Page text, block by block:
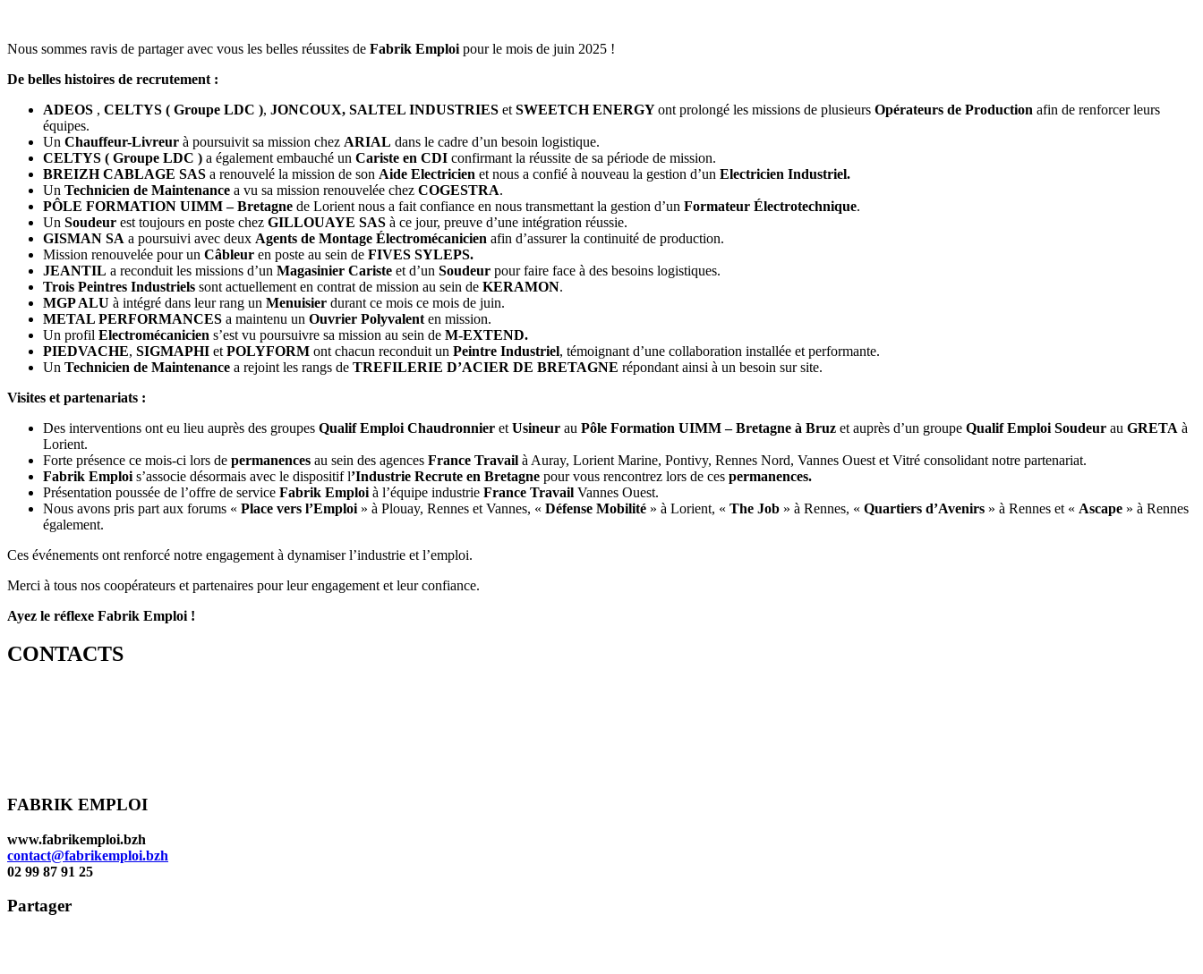
Nous sommes ravis de partager avec vous les belles réussites de Fabrik Emploi pour le mois de juin 2025 !
De belles histoires de recrutement :
ADEOS , CELTYS ( Groupe LDC ), JONCOUX, SALTEL INDUSTRIES et SWEETCH ENERGYont prolongé les missions de plusieurs Opérateurs de Production afin de renforcer leurs
équipes.
Un Chauffeur-Livreur à poursuivit sa mission chez ARIAL dans le cadre d’un besoin logistique.
CELTYS ( Groupe LDC ) a également embauché un Cariste en CDI confirmant la réussite de sa période de mission.
BREIZH CABLAGE SAS a renouvelé la mission de son Aide Electricien et nous a confié à nouveau la gestion d’un Electricien Industriel.
Un Technicien de Maintenance a vu sa mission renouvelée chez COGESTRA.
PÔLE FORMATION UIMM – Bretagne de Lorient nous a fait confiance en nous transmettant la gestion d’un Formateur Électrotechnique.
Un Soudeur est toujours en poste chez GILLOUAYE SAS à ce jour, preuve d’une intégration réussie.
GISMAN SA a poursuivi avec deux Agents de Montage Électromécanicien afin d’assurer la continuité de production.
Mission renouvelée pour un Câbleur en poste au sein de FIVES SYLEPS.
JEANTIL a reconduit les missions d’un Magasinier Cariste et d’un Soudeur pour faire face à des besoins logistiques.
Trois Peintres Industriels sont actuellement en contrat de mission au sein de KERAMON.
MGP ALU à intégré dans leur rang un Menuisier durant ce mois ce mois de juin.
METAL PERFORMANCES a maintenu un Ouvrier Polyvalent en mission.
Un profil Electromécanicien s’est vu poursuivre sa mission au sein de M-EXTEND.
PIEDVACHE, SIGMAPHI et POLYFORM ont chacun reconduit un Peintre Industriel, témoignant d’une collaboration installée et performante.
Un Technicien de Maintenance a rejoint les rangs de TREFILERIE D’ACIER DE BRETAGNE répondant ainsi à un besoin sur site.
Visites et partenariats :
Des interventions ont eu lieu auprès des groupes Qualif Emploi Chaudronnier et Usineur au Pôle Formation UIMM – Bretagne à Bruz et auprès d’un groupe Qualif Emploi Soudeur au GRETA à
Lorient.
Forte présence ce mois-ci lors de permanences au sein des agences France Travail à Auray, Lorient Marine, Pontivy, Rennes Nord, Vannes Ouest et Vitré consolidant notre partenariat.
Fabrik Emploi s’associe désormais avec le dispositif l’Industrie Recrute en Bretagne pour vous rencontrez lors de ces permanences.
Présentation poussée de l’offre de service Fabrik Emploi à l’équipe industrie France Travail Vannes Ouest.
Nous avons pris part aux forums « Place vers l’Emploi » à Plouay, Rennes et Vannes, « Défense Mobilité » à Lorient, « The Job » à Rennes, « Quartiers d’Avenirs » à Rennes et « Ascape » à Rennes
également.
Ces événements ont renforcé notre engagement à dynamiser l’industrie et l’emploi.
Merci à tous nos coopérateurs et partenaires pour leur engagement et leur confiance.
Ayez le réflexe Fabrik Emploi !
CONTACTS
FABRIK EMPLOI
www.fabrikemploi.bzh
contact@fabrikemploi.bzh
02 99 87 91 25
Partager